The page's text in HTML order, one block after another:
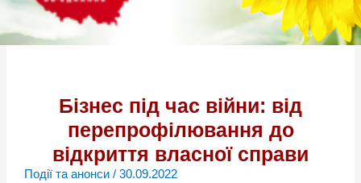
Бізнес під час війни: від
перепрофілювання до
відкриття власної справи
Події та анонси/ 30.09.2022